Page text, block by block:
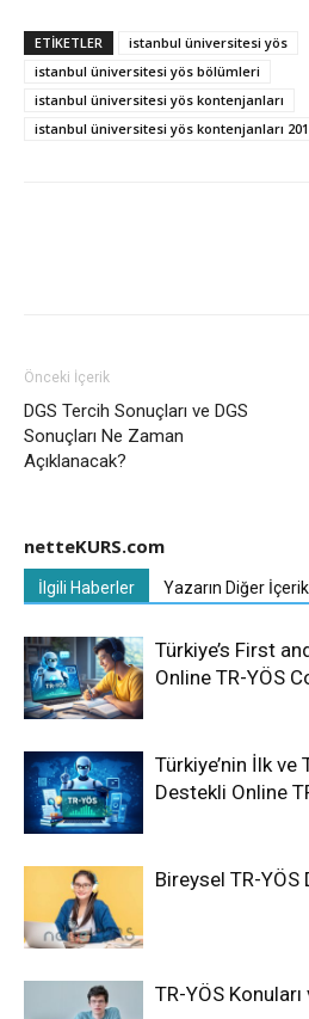
ETIKETLER
istanbul üniversitesi yös
istanbul üniversitesi yös bölümleri
istanbul üniversitesi yös kontenjanları
istanbul üniversitesi yös kontenjanları
Önceki İçerik
DGS Tercih Sonuçları ve DGS
Sonuçları Ne Zaman
Açıklanacak?
netteKURS.com
İlgili Haberler Yazarın Diğer
Türkiye’s First
Online TR-YÖS
Türkiye’nin İlk ve
Destekli Online
Bireysel TR-YÖS
TR-YÖS Konuları